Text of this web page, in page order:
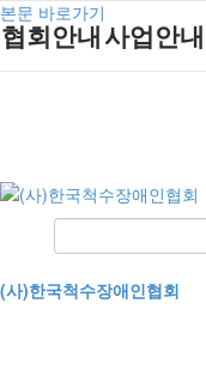
본문 바로가기
(사)한국척수장애인협회
협회안내
조직도
찾아오시는길
사업안내
척수장애인직
업재활
척수재활연구